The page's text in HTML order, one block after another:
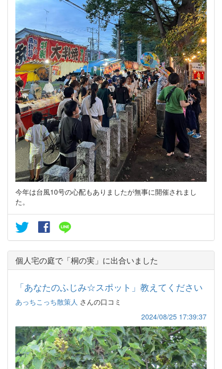
今年は台風10号の心配もありましたが無事に開催されまし
た。
個人宅の庭で「桐の実」に出合いました
「あなたのふじみ☆スポット」教えてください
あっちこっち散策人 さんの口コミ
2024/08/25 17:39:37